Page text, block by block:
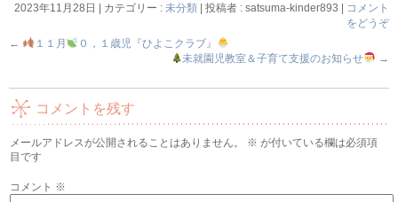
2023年11月28日 | カテゴリー : 未分類 | 投稿者 : satsuma-kinder893 | コメント
をどうぞ
←
１１月
０，１歳児『ひよこクラブ』
未就園児教室＆子育て支援のお知らせ
→
コメントを残す
メールアドレスが公開されることはありません。 ※ が付いている欄は必須項
目です
コメント ※